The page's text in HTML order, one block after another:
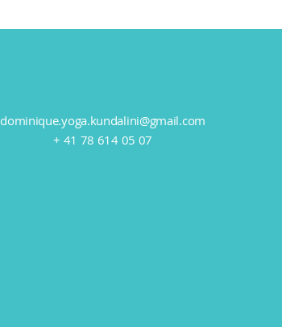
dominique.yoga.kundalini@gmail.com
+ 41 78 614 05 07